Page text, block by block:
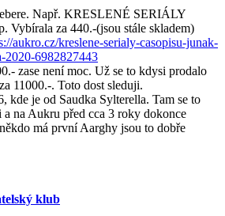
Např. KRESLENÉ SERIÁLY
za 440.-(jsou stále skladem)
aukro.cz/kreslene-serialy-casopisu-junak-
2020-6982827443
zase není moc. Už se to kdysi prodalo
11000.-. Toto dost sleduji.
kde je od Saudka Sylterella. Tam se to
na Aukru před cca 3 roky dokonce
má první Aarghy jsou to dobře
klub